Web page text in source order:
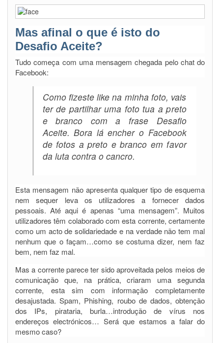
Mas afinal o que é isto do
Desafio Aceite?
Tudo começa com uma mensagem chegada pelo chat do
Facebook:
Como fizeste like na minha foto, vais
ter de partilhar uma foto tua a preto
e branco com a frase Desafio
Aceite. Bora lá encher o Facebook
de fotos a preto e branco em favor
da luta contra o cancro.
Esta mensagem não apresenta qualquer tipo de esquema
nem sequer leva os utilizadores a fornecer dados
pessoais. Até aqui é apenas “uma mensagem”. Muitos
utilizadores têm colaborado com esta corrente, certamente
como um acto de solidariedade e na verdade não tem mal
nenhum que o façam…como se costuma dizer, nem faz
bem, nem faz mal.
Mas a corrente parece ter sido aproveitada pelos meios de
comunicação que, na prática, criaram uma segunda
corrente, esta sim com informação completamente
desajustada. Spam, Phishing, roubo de dados, obtenção
dos IPs, pirataria, burla…introdução de vírus nos
endereços electrónicos… Será que estamos a falar do
mesmo caso?